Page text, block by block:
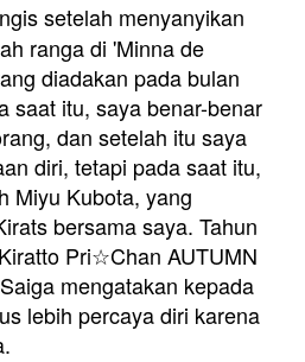
setelah menyanyikan
ranga di 'Minna de
diadakan pada bulan
saat itu, saya benar-benar
dan setelah itu saya
diri, tetapi pada saat itu,
Miyu Kubota, yang
bersama saya. Tahun
Pri☆Chan AUTUMN
mengatakan kepada
lebih percaya diri karena